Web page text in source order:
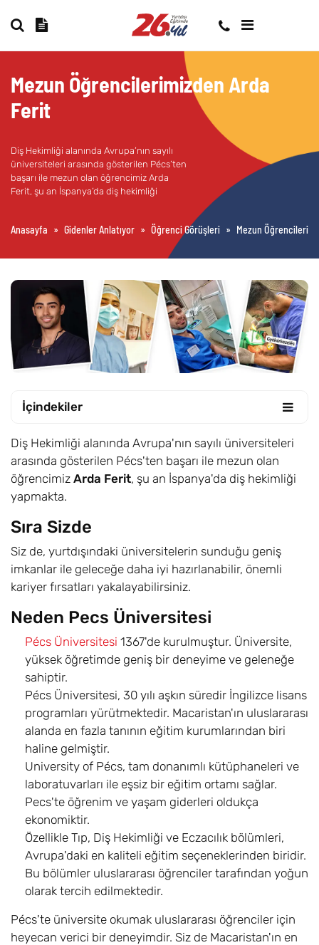
Mezun Öğrencilerimizden Arda
Ferit
Diş Hekimliği alanında Avrupa’nın sayılı
üniversiteleri arasında gösterilen Pécs’ten
başarı ile mezun olan öğrencimiz Arda
Ferit, şu an İspanya’da diş hekimliği
Anasayfa » Gidenler Anlatıyor » Öğrenci Görüşleri » Mezun
İçindekiler
Diş Hekimliği alanında Avrupa'nın sayılı üniversiteleri
arasında gösterilen Pécs'ten başarı ile mezun olan
öğrencimiz Arda Ferit, şu an İspanya'da diş hekimliği
yapmakta.
Sıra Sizde
Siz de, yurtdışındaki üniversitelerin sunduğu geniş
imkanlar ile geleceğe daha iyi hazırlanabilir, önemli
kariyer fırsatları yakalayabilirsiniz.
Neden Pecs Üniversitesi
Pécs Üniversitesi 1367'de kurulmuştur. Üniversite,
yüksek öğretimde geniş bir deneyime ve geleneğe
sahiptir.
Pécs Üniversitesi, 30 yılı aşkın süredir İngilizce lisans
programları yürütmektedir. Macaristan'ın uluslararası
alanda en fazla tanının eğitim kurumlarından biri
haline gelmiştir.
University of Pécs, tam donanımlı kütüphaneleri ve
laboratuvarları ile eşsiz bir eğitim ortamı sağlar.
Pecs'te öğrenim ve yaşam giderleri oldukça
ekonomiktir.
Özellikle Tıp, Diş Hekimliği ve Eczacılık bölümleri,
Avrupa'daki en kaliteli eğitim seçeneklerinden biridir.
Bu bölümler uluslararası öğrenciler tarafından yoğun
olarak tercih edilmektedir.
Pécs'te üniversite okumak uluslararası öğrenciler için
heyecan verici bir deneyimdir. Siz de Macaristan'ın en